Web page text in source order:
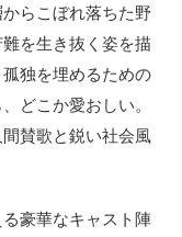
らこぼれ落ちた野
を生き抜く姿を描
独を埋めるための
どこか愛おしい。
賛歌と鋭い社会風
豪華なキャスト陣